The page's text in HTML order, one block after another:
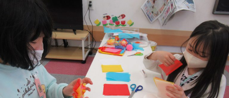
英会話／プログラミング／3Dデザイン／学童保育
英会話（未就学児） 英会話（小学生） 英会話（中学生）
生徒・保護者の声